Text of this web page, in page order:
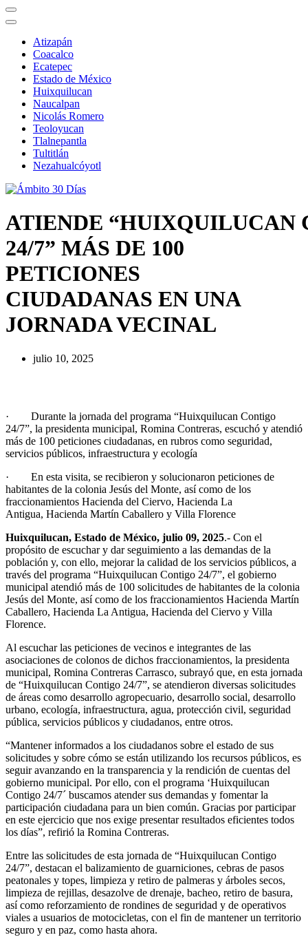
Atizapán
Coacalco
Ecatepec
Estado de México
Huixquilucan
Naucalpan
Nicolás Romero
Teoloyucan
Tlalnepantla
Tultitlán
Nezahualcóyotl
ATIENDE “HUIXQUILUCAN
24/7” MÁS DE 100
PETICIONES
CIUDADANAS EN UNA
JORNADA VECINAL
julio 10, 2025
· Durante la jornada del programa “Huixquilucan Contigo
24/7”, la presidenta municipal, Romina Contreras, escuchó y atendió
más de 100 peticiones ciudadanas, en rubros como seguridad,
servicios públicos, infraestructura y ecología
· En esta visita, se recibieron y solucionaron peticiones de
habitantes de la colonia Jesús del Monte, así como de los
fraccionamientos Hacienda del Ciervo, Hacienda La
Antigua, Hacienda Martín Caballero y Villa Florence
Huixquilucan, Estado de México, julio 09, 2025.- Con el
propósito de escuchar y dar seguimiento a las demandas de la
población y, con ello, mejorar la calidad de los servicios públicos, a
través del programa “Huixquilucan Contigo 24/7”, el gobierno
municipal atendió más de 100 solicitudes de habitantes de la colonia
Jesús del Monte, así como de los fraccionamientos Hacienda Martín
Caballero, Hacienda La Antigua, Hacienda del Ciervo y Villa
Florence.
Al escuchar las peticiones de vecinos e integrantes de las
asociaciones de colonos de dichos fraccionamientos, la presidenta
municipal, Romina Contreras Carrasco, subrayó que, en esta jornada
de “Huixquilucan Contigo 24/7”, se atendieron diversas solicitudes
de áreas como desarrollo agropecuario, desarrollo social, desarrollo
urbano, ecología, infraestructura, agua, protección civil, seguridad
pública, servicios públicos y ciudadanos, entre otros.
“Mantener informados a los ciudadanos sobre el estado de sus
solicitudes y sobre cómo se están utilizando los recursos públicos, es
seguir avanzando en la transparencia y la rendición de cuentas del
gobierno municipal. Por ello, con el programa ‘Huixquilucan
Contigo 24/7´ buscamos atender sus demandas y fomentar la
participación ciudadana para un bien común. Gracias por participar
en este ejercicio que nos exige presentar resultados eficientes todos
los días”, refirió la Romina Contreras.
Entre las solicitudes de esta jornada de “Huixquilucan Contigo
24/7”, destacan el balizamiento de guarniciones, cebras de pasos
peatonales y topes, limpieza y retiro de palmeras y árboles secos,
limpieza de rejillas, desazolve de drenaje, bacheo, retiro de basura,
así como reforzamiento de rondines de seguridad y de operativos
viales a usuarios de motocicletas, con el fin de mantener un territorio
seguro y en paz, como hasta ahora.